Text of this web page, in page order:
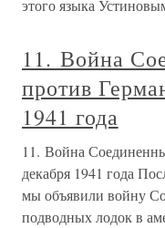
этого языка
11. Война
против
1941 года
11. Война
декабря 1941 года
мы объявили войну
подводных лодок в